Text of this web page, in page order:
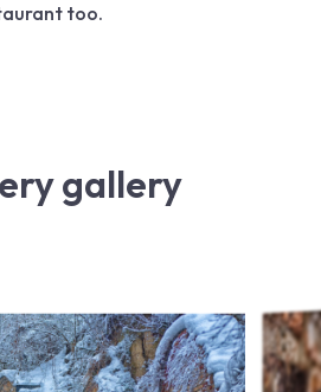
too.
gallery